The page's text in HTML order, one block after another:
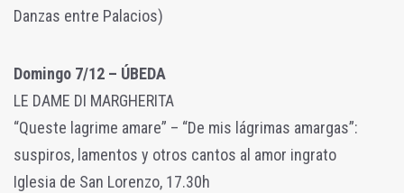
Danzas entre Palacios)
Domingo 7/12 – ÚBEDA
LE DAME DI MARGHERITA
“Queste lagrime amare” – “De mis lágrimas amargas”:
suspiros, lamentos y otros cantos al amor ingrato
Iglesia de San Lorenzo, 17.30h